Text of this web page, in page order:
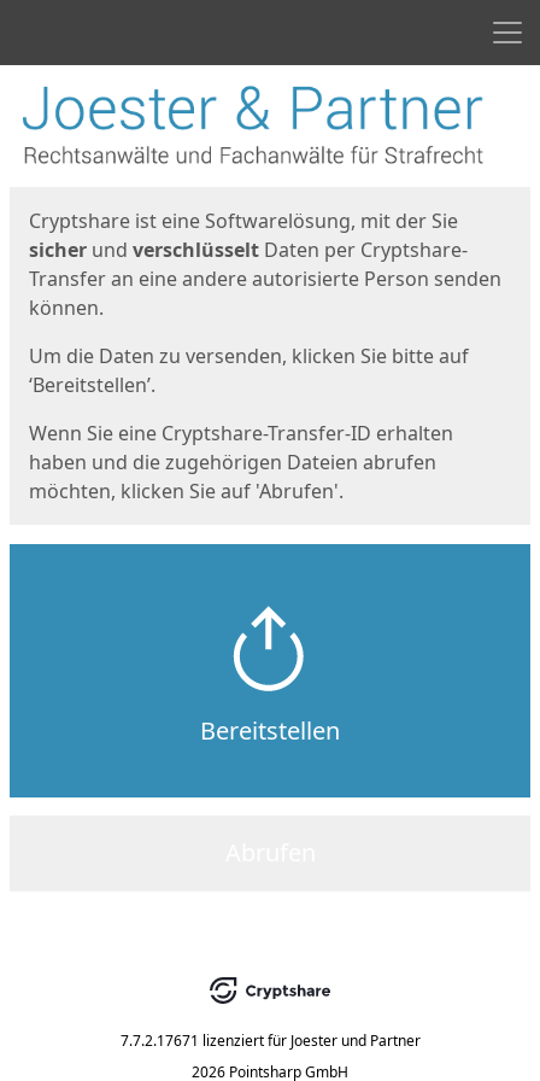
Start
Cryptshare ist eine Softwarelösung, mit der Sie
sicher und verschlüsselt Daten per Cryptshare-
Transfer an eine andere autorisierte Person senden
können.
Um die Daten zu versenden, klicken Sie bitte auf
‘Bereitstellen’.
Wenn Sie eine Cryptshare-Transfer-ID erhalten
haben und die zugehörigen Dateien abrufen
möchten, klicken Sie auf 'Abrufen'.
Bereitstellen
7.7.2.17671 lizenziert für Joester und Partner
2026 Pointsharp GmbH